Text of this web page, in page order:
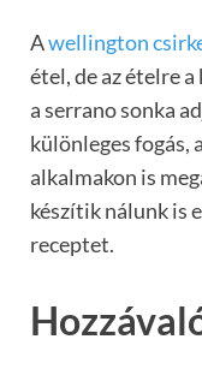
Awellington
étel, de az ételre
a serrano sonka
különleges fogás,
alkalmakon is
készítik nálunk is
receptet.